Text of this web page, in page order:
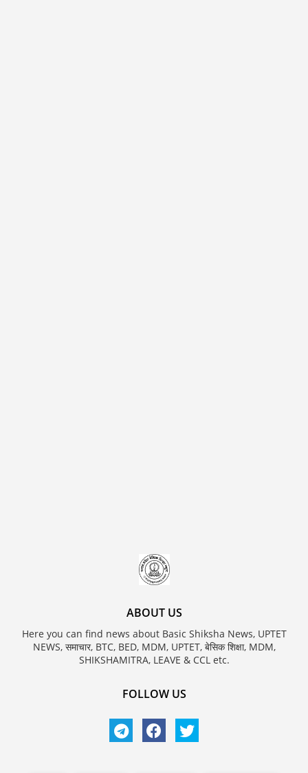
ABOUT US
Here you can find news about Basic Shiksha News, UPTET
NEWS, समाचार, BTC, BED, MDM, UPTET, बेसिक शिक्षा, MDM,
SHIKSHAMITRA, LEAVE & CCL etc.
FOLLOW US